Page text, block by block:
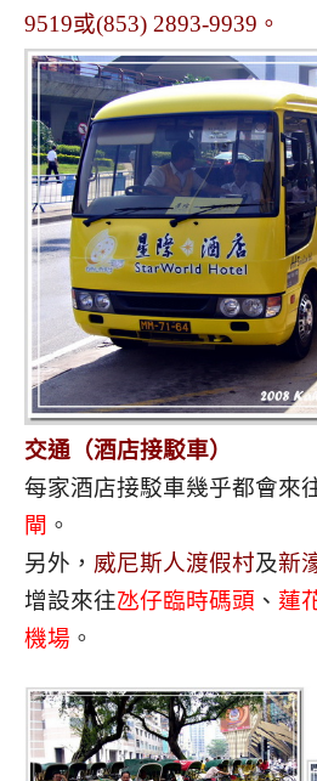
9519或(853) 2893-9939。
交通（酒店接駁車）
每家酒店接駁車幾乎都會來
閘 。
另外， 威尼斯人渡假村及新
增設來往氹仔臨時碼頭 、 蓮
機場 。